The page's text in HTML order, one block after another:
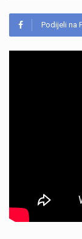
Podijeli na